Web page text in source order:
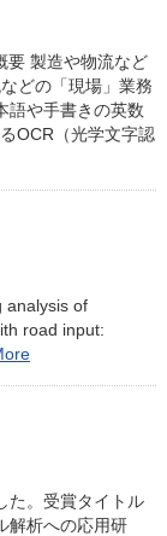
要 製造や物流など
どの「現場」業務
語や手書きの英数
OCR（光学文字認
analysis of
road input:
た。受賞タイトル
解析への応用研